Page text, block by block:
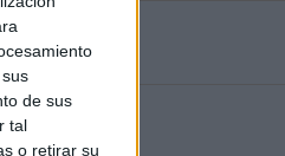
de sus
tal
o retirar su